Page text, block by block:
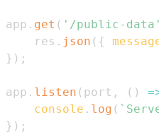
app . get ( '/public-data'
    res
. json ( {
} ) ;
app . listen ( port , ( )
console . log ( `
} ) ;